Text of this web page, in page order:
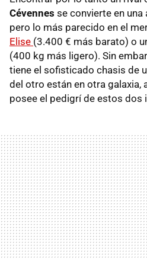
Cévennes se convierte en una
pero lo más parecido en el
Elise (3.400 € más barato) o
(400 kg más ligero). Sin
tiene el sofisticado chasis de
del otro están en otra galaxia,
posee el pedigrí de estos dos